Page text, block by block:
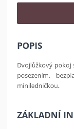
POPIS
Dvojlůžkový pokoj
posezením,
miniledničkou.
ZÁKLADNÍ